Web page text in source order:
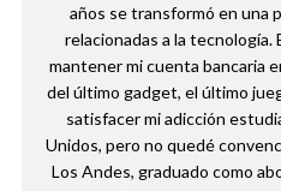
años se transformó en una
relacionadas a la tecnología.
mantener mi cuenta bancaria
del último gadget, el último
satisfacer mi adicción
Unidos, pero no quedé
Los Andes, graduado como